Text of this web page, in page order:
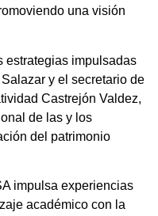
una visión
estrategias impulsadas
y el secretario de
Castrejón Valdez,
de las y los
del patrimonio
impulsa experiencias
académico con la